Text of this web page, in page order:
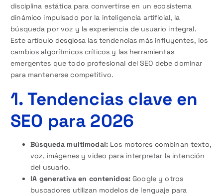
disciplina estática para convertirse en un ecosistema
dinámico impulsado por la inteligencia artificial, la
búsqueda por voz y la experiencia de usuario integral.
Este artículo desglosa las tendencias más influyentes, los
cambios algorítmicos críticos y las herramientas
emergentes que todo profesional del SEO debe dominar
para mantenerse competitivo.
1. Tendencias clave en
SEO para 2026
Búsqueda multimodal:Los motores combinan texto,
voz, imágenes y video para interpretar la intención
del usuario.
IA generativa en contenidos: Google y otros
buscadores utilizan modelos de lenguaje para